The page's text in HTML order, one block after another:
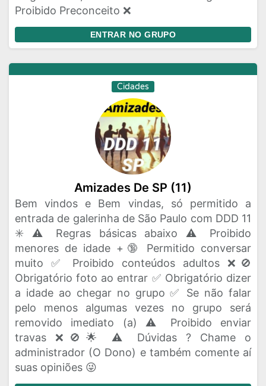
Proibido Preconceito ❌
ENTRAR NO GRUPO
Cidades
Amizades De SP (11)
Bem vindos e Bem vindas, só permitido a
entrada de galerinha de São Paulo com DDD 11
✳️ ⚠️ Regras básicas abaixo ⚠️ Proibido
menores de idade +🔞 Permitido conversar
muito ✅ Proibido conteúdos adultos ❌🚫
Obrigatório foto ao entrar ✅ Obrigatório dizer
a idade ao chegar no grupo ✅ Se não falar
pelo menos algumas vezes no grupo será
removido imediato (a) ⚠️ Proibido enviar
travas ❌🚫🌟 ⚠️ Dúvidas ? Chame o
administrador (O Dono) e também comente aí
suas opiniões 😜